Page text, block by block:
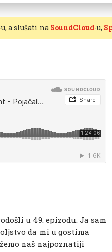
u, a slušati na SoundCloud-u,
u 49. epizodu. Ja sam
da mi u gostima
naš najpoznatiji